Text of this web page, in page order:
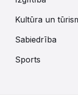
Kultūra un
Sabiedrība
Sports